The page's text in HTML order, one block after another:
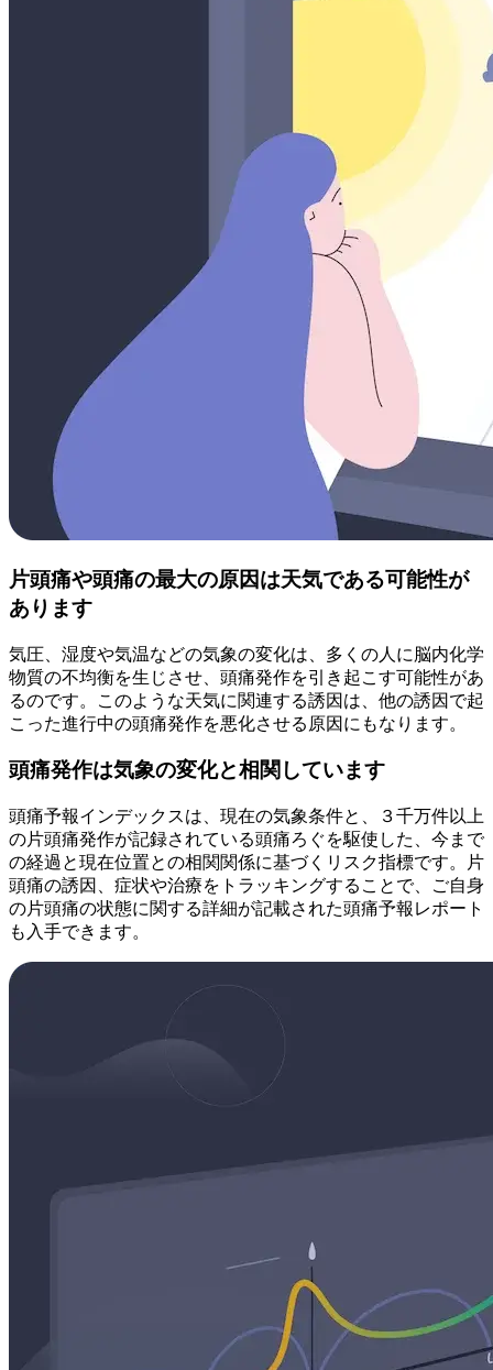
片頭痛や頭痛の最大の原因は天気である可能性が
あります
気圧、湿度や気温などの気象の変化は、多くの人に脳内化学
物質の不均衡を生じさせ、頭痛発作を引き起こす可能性があ
るのです。このような天気に関連する誘因は、他の誘因で起
こった進行中の頭痛発作を悪化させる原因にもなります。
頭痛発作は気象の変化と相関しています
頭痛予報インデックスは、現在の気象条件と、３千万件以上
の片頭痛発作が記録されている頭痛ろぐを駆使した、今まで
の経過と現在位置との相関関係に基づくリスク指標です。片
頭痛の誘因、症状や治療をトラッキングすることで、ご自身
の片頭痛の状態に関する詳細が記載された頭痛予報レポート
も入手できます。